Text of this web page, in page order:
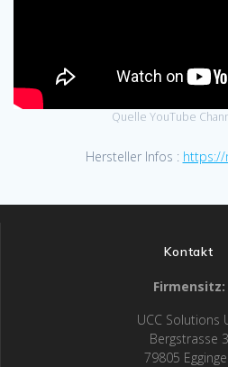
Quelle YouTube
Hersteller Infos :
Kontakt
Firmensitz:
UCC Solutions
Bergstrasse 3
79805